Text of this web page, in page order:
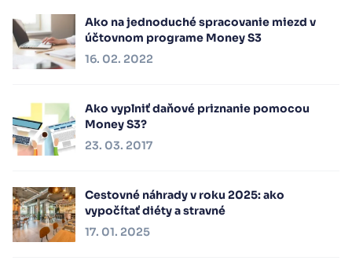
Ako na jednoduché spracovanie miezd v
účtovnom programe Money S3
16. 02. 2022
Ako vyplniť daňové priznanie pomocou
Money S3?
23. 03. 2017
Cestovné náhrady v roku 2025: ako
vypočítať diéty a stravné
17. 01. 2025